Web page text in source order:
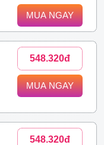
MUA NGAY
548.320đ
MUA NGAY
548.320đ